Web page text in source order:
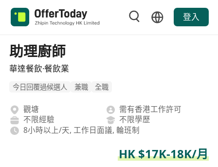
登入
助理廚師
華達餐飲·餐飲業
今日回覆過候選人 兼職 全職
觀塘
需有香港工作許可
不限經驗
不限學歷
8小時以上/天, 工作日面議, 輪班制
HK $17K-18K/月